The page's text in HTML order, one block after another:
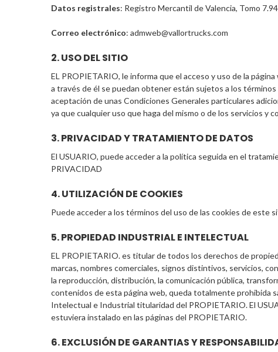
Datos registrales: Registro Mercantil de Valencia, Tomo
Correo electrónico: admweb@vallortrucks.com
2. USO DEL SITIO
EL PROPIETARIO, le informa que el acceso y uso de la
a través de él se puedan obtener están sujetos a los
aceptación de unas Condiciones Generales particulares
ya que cualquier uso que haga del mismo o de los servicios
3. PRIVACIDAD Y TRATAMIENTO DE DATOS
El USUARIO, puede acceder a la política seguida en el
PRIVACIDAD
4. UTILIZACIÓN DE COOKIES
Puede acceder a los términos del uso de las cookies de este
5. PROPIEDAD INDUSTRIAL E INTELECTUAL
EL PROPIETARIO. es titular de todos los derechos de
marcas, nombres comerciales, signos distintivos, servicios,
la reproducción, distribución, la comunicación pública,
contenidos de esta página web, queda totalmente prohibida
Intelectual e Industrial titularidad del PROPIETARIO. El
estuviera instalado en las páginas del PROPIETARIO.
6. EXCLUSIÓN DE GARANTIAS Y